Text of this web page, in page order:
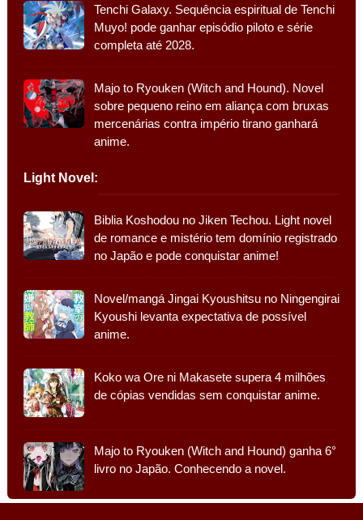
Tenchi Galaxy. Sequência espiritual de Tenchi
Muyo! pode ganhar episódio piloto e série
completa até 2028.
Majo to Ryouken (Witch and Hound). Novel
sobre pequeno reino em aliança com bruxas
mercenárias contra império tirano ganhará
anime.
Light Novel:
Biblia Koshodou no Jiken Techou. Light novel
de romance e mistério tem domínio registrado
no Japão e pode conquistar anime!
Novel/mangá Jingai Kyoushitsu no Ningengirai
Kyoushi levanta expectativa de possível
anime.
Koko wa Ore ni Makasete supera 4 milhões
de cópias vendidas sem conquistar anime.
Majo to Ryouken (Witch and Hound) ganha 6°
livro no Japão. Conhecendo a novel.